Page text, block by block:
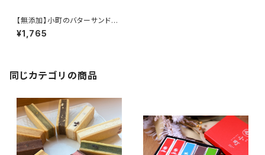
【無添加】小町のバターサンド
『人気セット』
¥1,765
同じカテゴリの商品